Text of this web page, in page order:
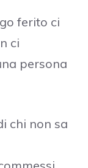
ferito ci
ci
persona
chi non sa